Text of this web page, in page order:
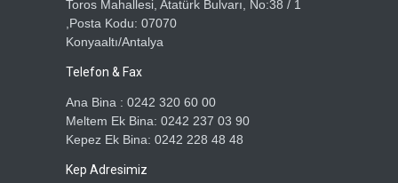
Toros Mahallesi, Atatürk Bulvarı, No:38 / 1
,Posta Kodu: 07070
Konyaaltı/Antalya
Telefon & Fax
Ana Bina : 0242 320 60 00
Meltem Ek Bina: 0242 237 03 90
Kepez Ek Bina: 0242 228 48 48
Kep Adresimiz